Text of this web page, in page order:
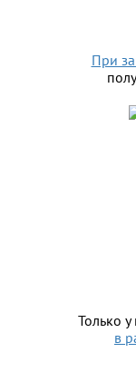
При
Только
в